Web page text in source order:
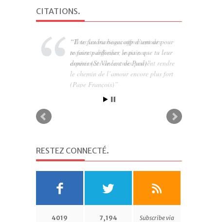
CITATIONS.
Tous les mariages affrontent des
moments difficiles, mais ces
expériences de la croix peuvent rendre
le chemin de l’amour encore plus fort
(Pape François)
RESTEZ CONNECTÉ.